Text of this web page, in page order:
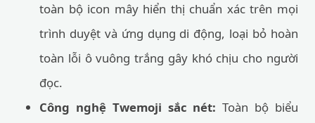
toàn bộ icon mây hiển thị chuẩn xác trên mọi
trình duyệt và ứng dụng di động, loại bỏ hoàn
toàn lỗi ô vuông trắng gây khó chịu cho người
đọc.
Công nghệ Twemoji sắc nét: Toàn bộ biểu